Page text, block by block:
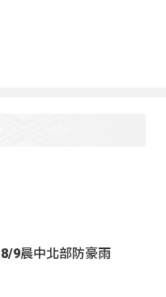
9晨中北部防豪雨